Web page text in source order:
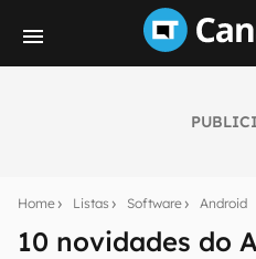
Home Listas Software Android
10 novidades do
notícias e reviews sobre